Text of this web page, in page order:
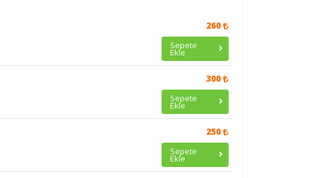
260
Sepete
Ekle
300
Sepete
Ekle
250
Sepete
Ekle